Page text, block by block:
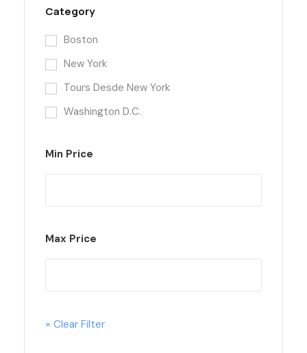
Category
Boston
New York
Tours Desde New York
Washington D.C.
Min Price
Max Price
× Clear Filter